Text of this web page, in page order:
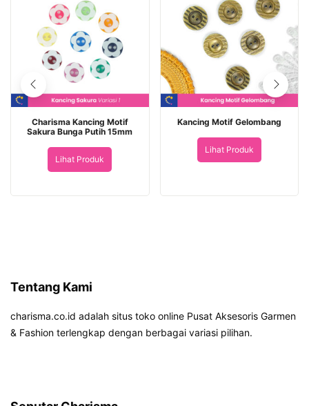
Charisma Kancing Motif
Sakura Bunga Putih 15mm
Lihat Produk
Kancing Motif Gelombang
Lihat Produk
Tentang Kami
charisma.co.id adalah situs toko online Pusat Aksesoris Garmen
& Fashion terlengkap dengan berbagai variasi pilihan.